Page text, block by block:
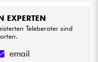
EXPERTEN
Teleberater sind
email